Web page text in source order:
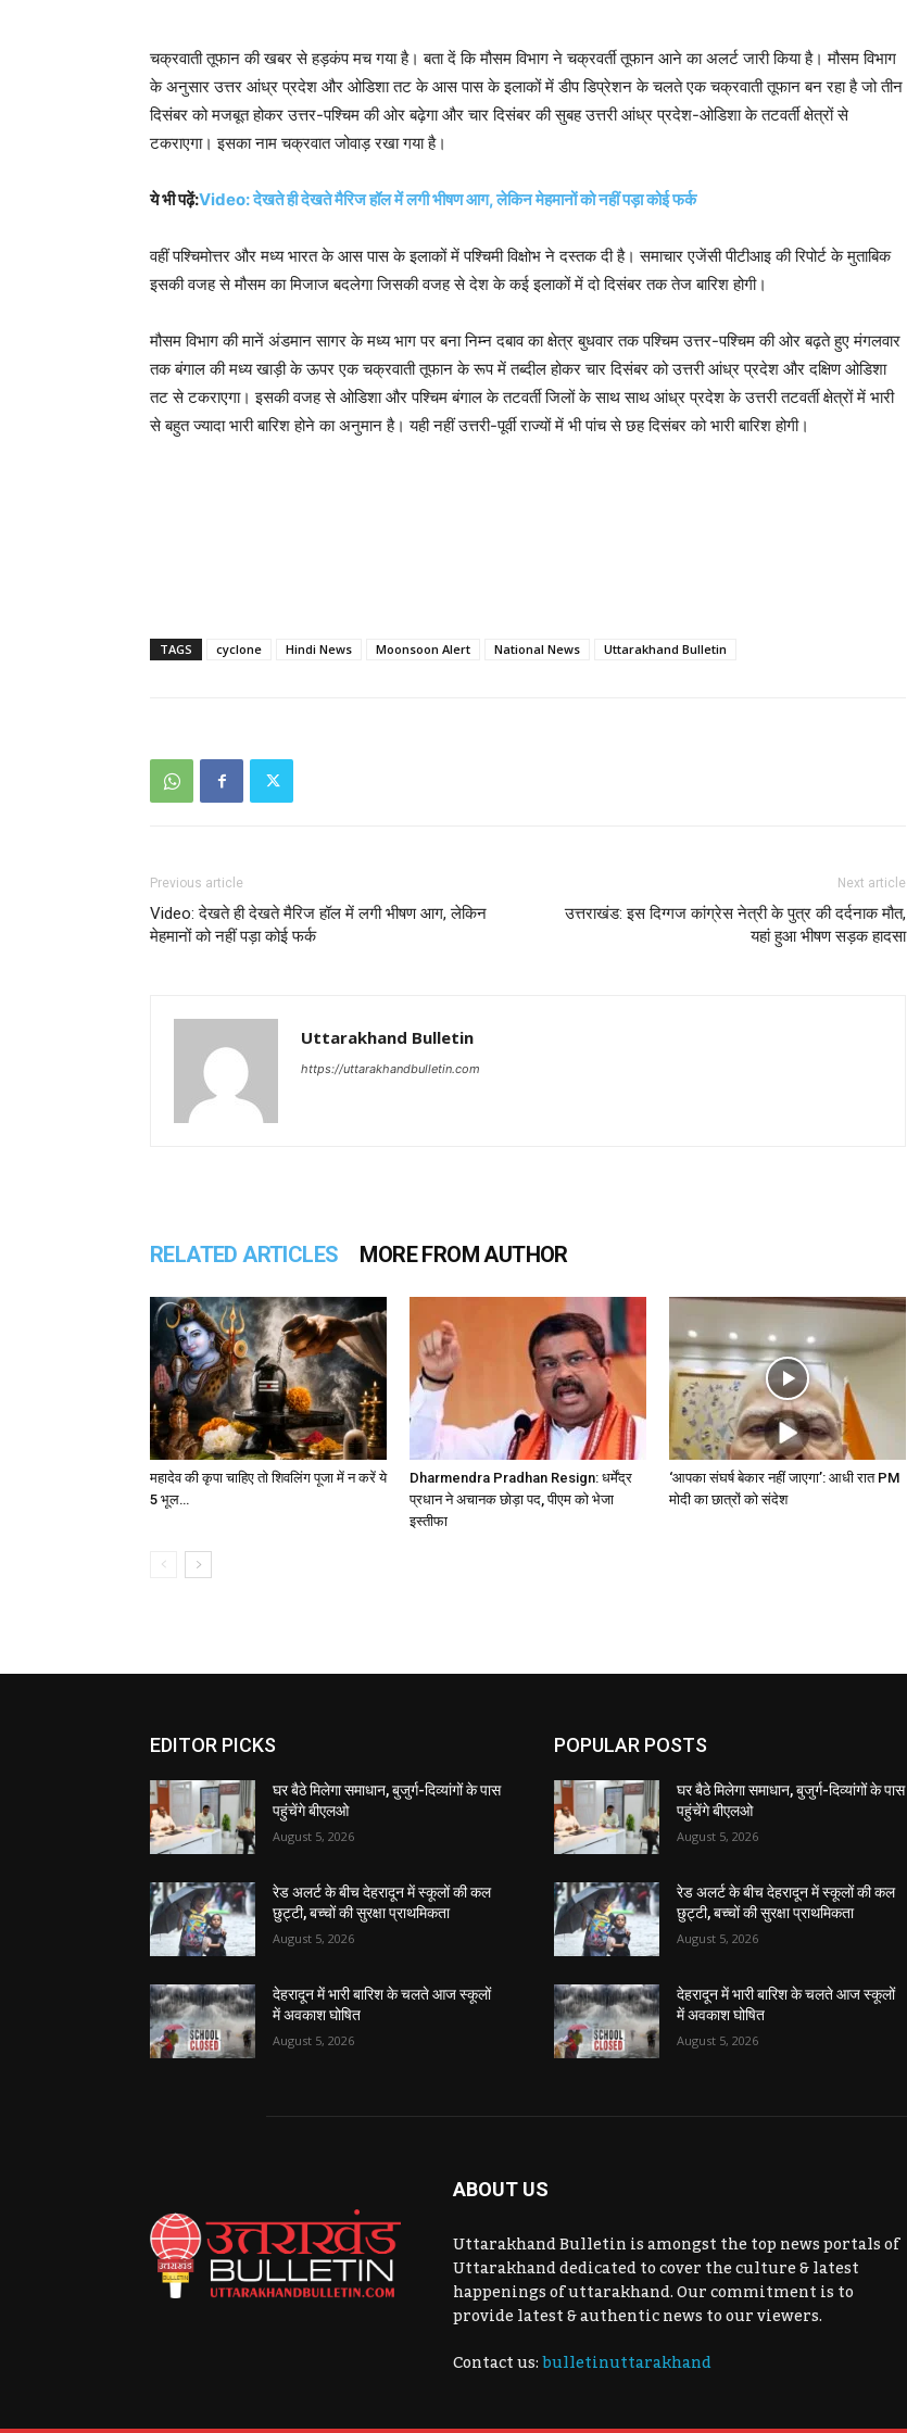
चक्रवाती तूफान की खबर से हड़कंप मच गया है। बता दें कि मौसम विभाग ने चक्रवर्ती तूफान आने का अलर्ट जारी किया है। मौसम विभाग
के अनुसार उत्तर आंध्र प्रदेश और ओडिशा तट के आस पास के इलाकों में डीप डिप्रेशन के चलते एक चक्रवाती तूफान बन रहा है जो तीन
दिसंबर को मजबूत होकर उत्तर-पश्चिम की ओर बढ़ेगा और चार दिसंबर की सुबह उत्तरी आंध्र प्रदेश-ओडिशा के तटवर्ती क्षेत्रों से
टकराएगा। इसका नाम चक्रवात जोवाड़ रखा गया है।
ये भी पढ़ें:Video: देखते ही देखते मैरिज हॉल में लगी भीषण आग, लेकिन मेहमानों को नहीं पड़ा कोई फर्क
वहीं पश्चिमोत्तर और मध्य भारत के आस पास के इलाकों में पश्चिमी विक्षोभ ने दस्‍तक दी है। समाचार एजेंसी पीटीआइ की रिपोर्ट के मुताबिक
इसकी वजह से मौसम का मिजाज बदलेगा जिसकी वजह से देश के कई इलाकों में दो दिसंबर तक तेज बारिश होगी।
मौसम विभाग की मानें अंडमान सागर के मध्य भाग पर बना निम्न दबाव का क्षेत्र बुधवार तक पश्चिम उत्तर-पश्चिम की ओर बढ़ते हुए मंगलवार
तक बंगाल की मध्य खाड़ी के ऊपर एक चक्रवाती तूफान के रूप में तब्‍दील होकर चार दिसंबर को उत्तरी आंध्र प्रदेश और दक्षिण ओडिशा
तट से टकराएगा। इसकी वजह से ओडिशा और पश्चिम बंगाल के तटवर्ती जिलों के साथ साथ आंध्र प्रदेश के उत्तरी तटवर्ती क्षेत्रों में भारी
से बहुत ज्‍यादा भारी बारिश होने का अनुमान है। यही नहीं उत्तरी-पूर्वी राज्यों में भी पांच से छह दिसंबर को भारी बारिश होगी।
TAGS cyclone Hindi News Moonsoon Alert National News Uttarakhand Bulletin
Previous article
Video: देखते ही देखते मैरिज हॉल में लगी भीषण आग, लेकिन
मेहमानों को नहीं पड़ा कोई फर्क
Next article
उत्तराखंड: इस दिग्गज कांग्रेस नेत्री के पुत्र की दर्दनाक मौत,
यहां हुआ भीषण सड़क हादसा
Uttarakhand Bulletin
https://uttarakhandbulletin.com
RELATED ARTICLES MORE FROM AUTHOR
महादेव की कृपा चाहिए तो शिवलिंग पूजा में न करें ये
5 भूल…
Dharmendra Pradhan Resign: धर्मेंद्र
प्रधान ने अचानक छोड़ा पद, पीएम को भेजा
इस्तीफा
‘आपका संघर्ष बेकार नहीं जाएगा’: आधी रात PM
मोदी का छात्रों को संदेश
EDITOR PICKS
घर बैठे मिलेगा समाधान, बुजुर्ग-दिव्यांगों के पास
पहुंचेंगे बीएलओ
August 5, 2026
रेड अलर्ट के बीच देहरादून में स्कूलों की कल
छुट्टी, बच्चों की सुरक्षा प्राथमिकता
August 5, 2026
देहरादून में भारी बारिश के चलते आज स्कूलों
में अवकाश घोषित
August 5, 2026
POPULAR POSTS
घर बैठे मिलेगा समाधान, बुजुर्ग-दिव्यांगों के पास
पहुंचेंगे बीएलओ
August 5, 2026
रेड अलर्ट के बीच देहरादून में स्कूलों की कल
छुट्टी, बच्चों की सुरक्षा प्राथमिकता
August 5, 2026
देहरादून में भारी बारिश के चलते आज स्कूलों
में अवकाश घोषित
August 5, 2026
ABOUT US
Uttarakhand Bulletin is amongst the top news portals of
Uttarakhand dedicated to cover the culture & latest
happenings of uttarakhand. Our commitment is to
provide latest & authentic news to our viewers.
Contact us:bulletinuttarakhand